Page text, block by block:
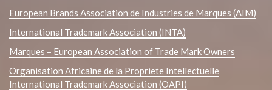
European Brands Association de Industries de Marques (AIM)
International Trademark Association (INTA)
Marques – European Association of Trade Mark Owners
Organisation Africaine de la Propriete Intellectuelle
International Trademark Association (OAPI)